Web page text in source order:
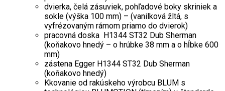
dvierka, čelá zásuviek, pohľadové boky skriniek a
sokle (výška 100 mm) – (vanilková žltá, s
vyfrézovaným rámom priamo do dvierok)
pracovná doska H1344 ST32 Dub Sherman
(koňakovo hnedý – o hrúbke 38 mm a o hĺbke 600
mm)
zástena Egger H1344 ST32 Dub Sherman
(koňakovo hnedý)
Kkovanie od rakúskeho výrobcu BLUM s